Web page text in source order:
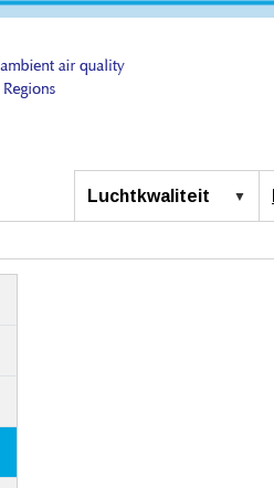
Luchtkwaliteit